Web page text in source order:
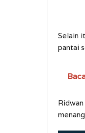
Selain
pantai